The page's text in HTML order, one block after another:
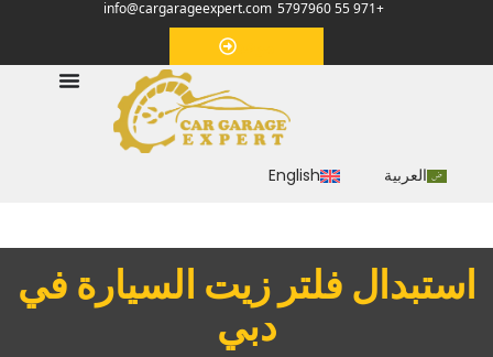
+971 55 5797960
info@cargarageexpert.com
‏موعد‏
العربية English
‏استبدال فلتر زيت السيارة في
دبي‏